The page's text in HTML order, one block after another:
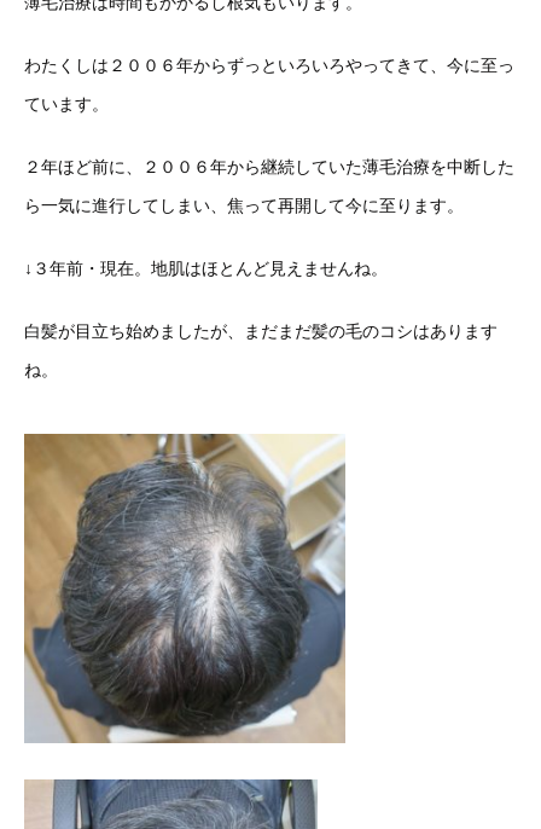
わたくしは２００６年からずっといろいろやってきて、今に至っ
ています。
２年ほど前に、２００６年から継続していた薄毛治療を中断した
ら一気に進行してしまい、焦って再開して今に至ります。
↓３年前・現在。地肌はほとんど見えませんね。
白髪が目立ち始めましたが、まだまだ髪の毛のコシはあります
ね。